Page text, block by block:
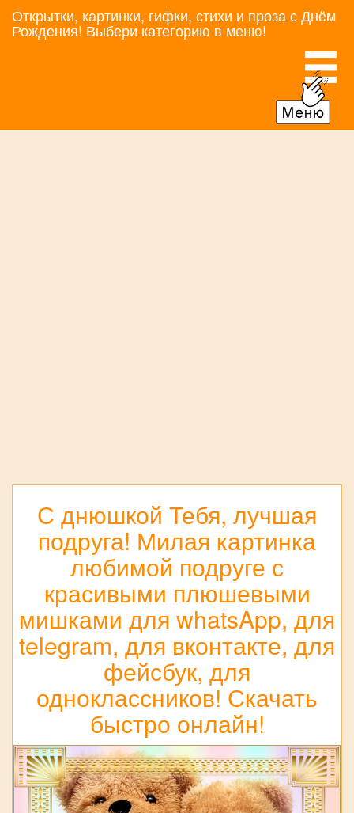
Открытки, картинки, гифки, стихи и проза с Днём
Рождения! Выбери категорию в меню!
С днюшкой Тебя, лучшая
подруга! Милая картинка
любимой подруге с
красивыми плюшевыми
мишками для whatsApp, для
telegram, для вконтакте, для
фейсбук, для
одноклассников! Скачать
быстро онлайн!